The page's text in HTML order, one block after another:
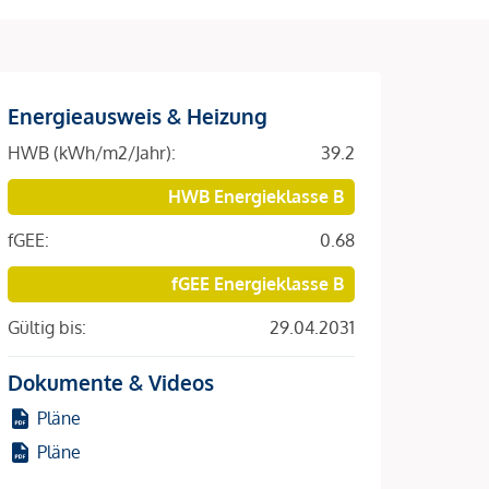
Energieausweis & Heizung
HWB (kWh/m2/Jahr):
39.2
HWB Energieklasse B
fGEE:
0.68
fGEE Energieklasse B
Gültig bis:
29.04.2031
Dokumente & Videos
Pläne
Pläne